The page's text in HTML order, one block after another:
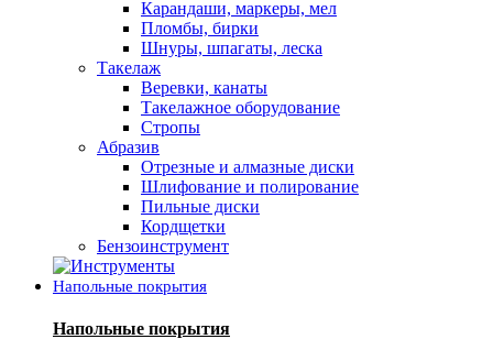
Карандаши, маркеры, мел
Пломбы, бирки
Шнуры, шпагаты, леска
Такелаж
Веревки, канаты
Такелажное оборудование
Стропы
Абразив
Отрезные и алмазные диски
Шлифование и полирование
Пильные диски
Кордщетки
Бензоинструмент
Напольные покрытия
Напольные покрытия